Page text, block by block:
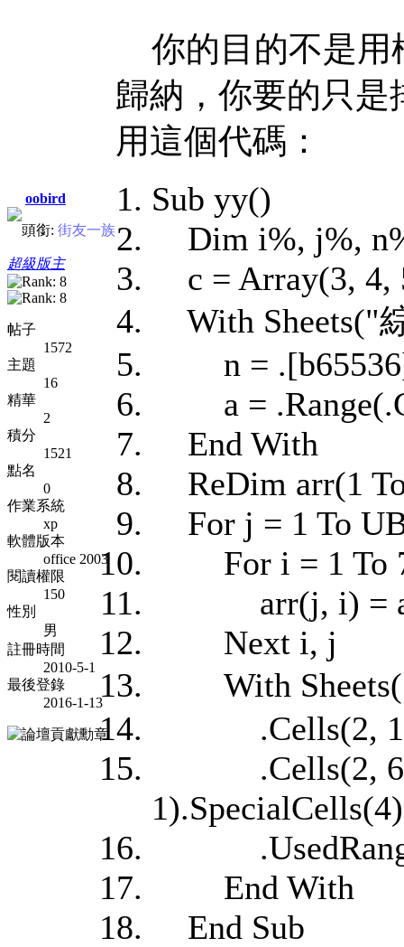
oobird
頭銜: 街友一族
超級版主
帖子
1572
主題
16
精華
2
積分
1521
點名
0
作業系統
xp
軟體版本
office 2003
閱讀權限
150
性別
男
註冊時間
2010-5-1
最後登錄
2016-1-13
你的目的不是用
歸納，你要的只是
用這個代碼：
Sub yy()
Dim i%, j%,
c = Array(3, 4,
With Sheets("
n =
a =
End With
ReDim arr(1
For j = 1 To
For i = 1 To
arr(j, i) =
Next i, j
With
.Cells(2,
.Cells(2,
End With
End Sub